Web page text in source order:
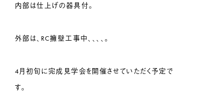
内部は仕上げの器具付。
外部は、RC擁壁工事中、、、、。
4月初旬に完成見学会を開催させていただく予定で
す。